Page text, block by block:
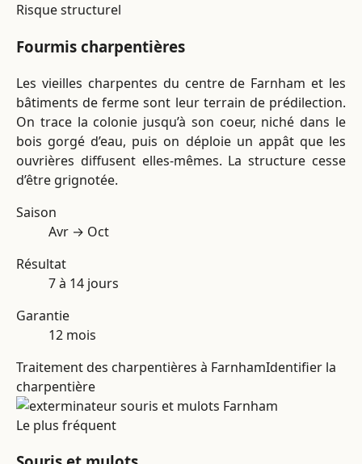
Risque structurel
Fourmis charpentières
Les vieilles charpentes du centre de Farnham et les
bâtiments de ferme sont leur terrain de prédilection.
On trace la colonie jusqu’à son coeur, niché dans le
bois gorgé d’eau, puis on déploie un appât que les
ouvrières diffusent elles-mêmes. La structure cesse
d’être grignotée.
Saison
Avr → Oct
Résultat
7 à 14 jours
Garantie
12 mois
Traitement des charpentières à FarnhamIdentifier la
charpentière
Le plus fréquent